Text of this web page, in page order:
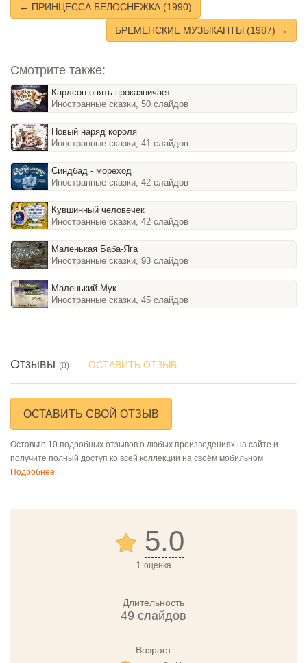
← ПРИНЦЕССА БЕЛОСНЕЖКА (1990)
БРЕМЕНСКИЕ МУЗЫКАНТЫ (1987) →
Смотрите также:
Карлсон опять проказничает
Иностранные сказки, 50 слайдов
Новый наряд короля
Иностранные сказки, 41 слайдов
Синдбад - мореход
Иностранные сказки, 42 слайдов
Кувшинный человечек
Иностранные сказки, 42 слайдов
Маленькая Баба-Яга
Иностранные сказки, 93 слайдов
Маленький Мук
Иностранные сказки, 45 слайдов
Отзывы (0) ОСТАВИТЬ ОТЗЫВ
ОСТАВИТЬ СВОЙ ОТЗЫВ
Оставьте 10 подробных отзывов о любых произведениях на сайте и
получите полный доступ ко всей коллекции на своём мобильном
Подробнее
5.0
1 оценка
Длительность
49 слайдов
Возраст